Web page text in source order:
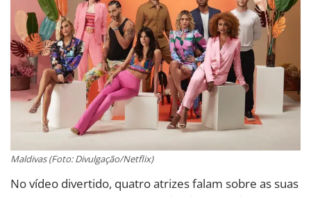
Maldivas (Foto: Divulgação/Netflix)
No vídeo divertido, quatro atrizes falam sobre as suas